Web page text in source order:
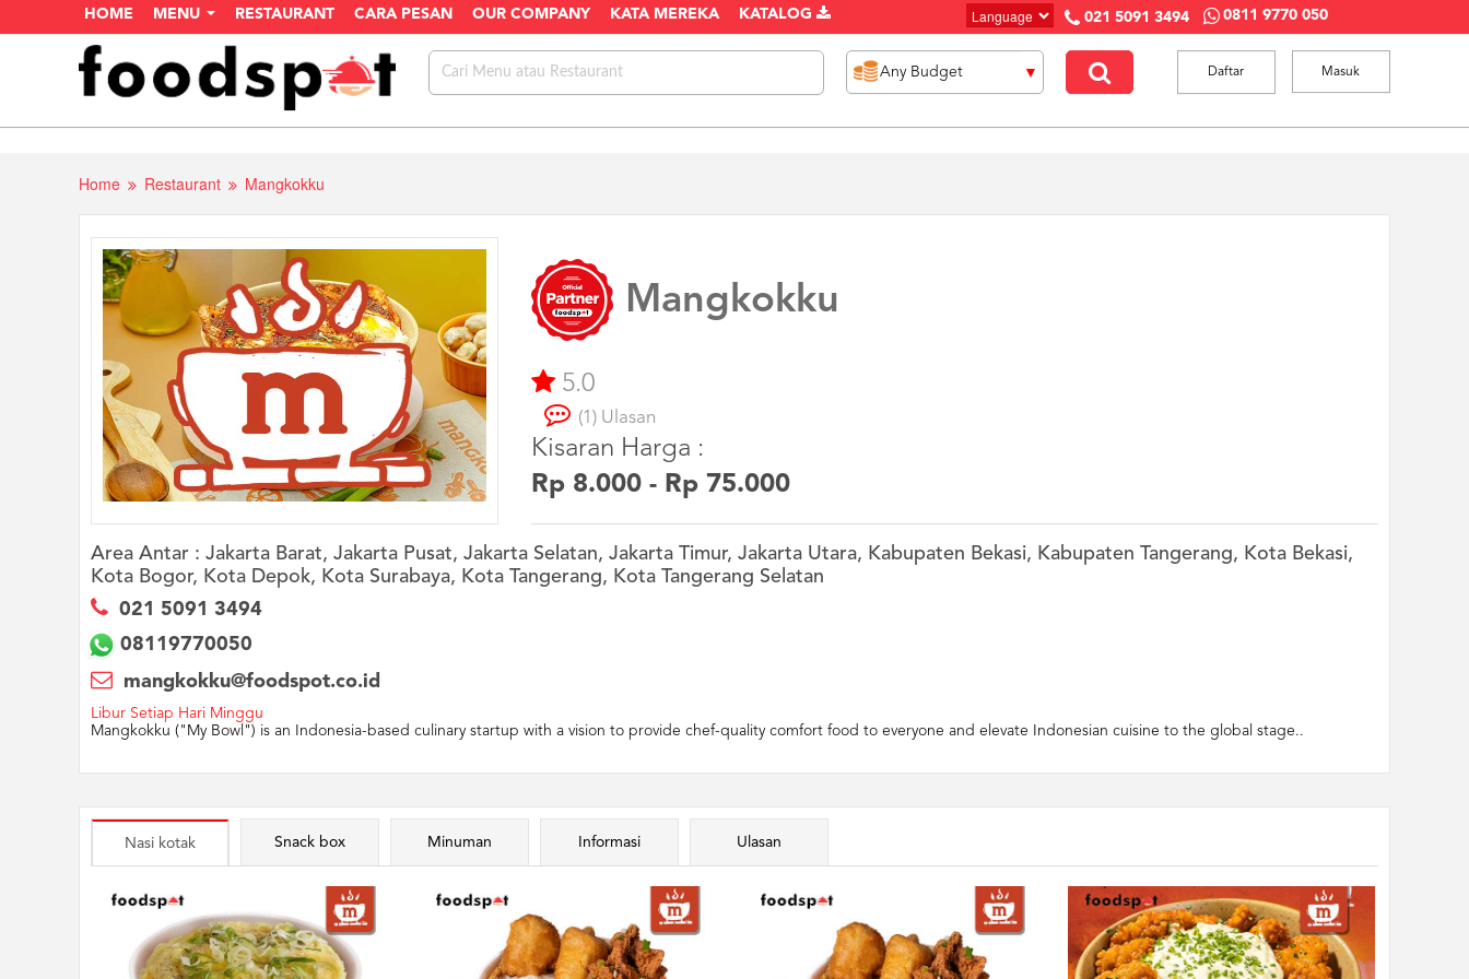
HOME MENU RESTAURANT CARA PESAN OUR COMPANY KATA MEREKA KATALOG 021 5091 3494 0811 9770 050
Masuk
Daftar
Home Restaurant Mangkokku
Mangkokku
5.0
(1) Ulasan
Kisaran Harga :
Rp 8.000 - Rp 75.000
Area Antar : Jakarta Barat, Jakarta Pusat, Jakarta Selatan, Jakarta Timur, Jakarta Utara, Kabupaten Bekasi, Kabupaten Tangerang, Kota Bekasi,
Kota Bogor, Kota Depok, Kota Surabaya, Kota Tangerang, Kota Tangerang Selatan
021 5091 3494
08119770050
mangkokku@foodspot.co.id
Libur Setiap Hari Minggu
Mangkokku ("My Bowl") is an Indonesia-based culinary startup with a vision to provide chef-quality comfort food to everyone and elevate Indonesian cuisine to the global stage..
Nasi kotak Snack box Minuman Informasi Ulasan